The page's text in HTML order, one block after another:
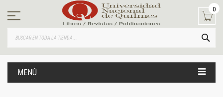
contenido
0
MENÚ